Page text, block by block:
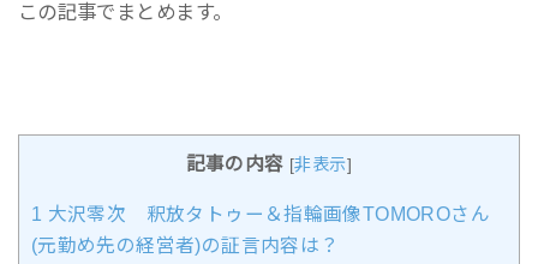
この記事でまとめます。
記事の内容 [非表示]
1 大沢零次 釈放タトゥー＆指輪画像TOMOROさん
(元勤め先の経営者)の証言内容は？